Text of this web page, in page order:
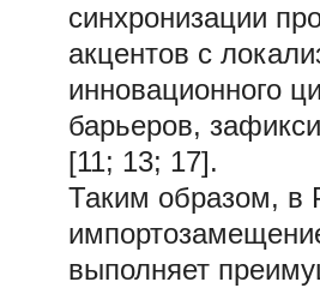
синхронизации
акцентов с
инновационного
барьеров,
[11; 13; 17].
Таким образом, в
выполняет